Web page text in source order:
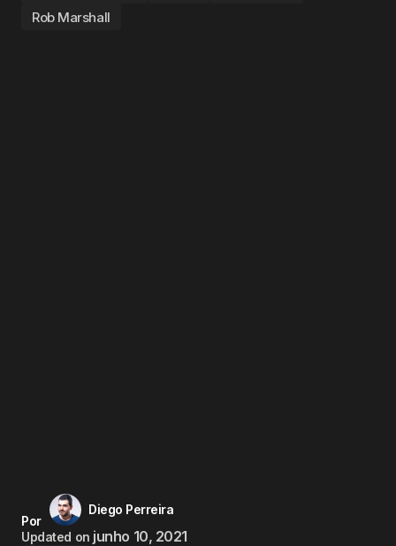
Rob Marshall
Por
Diego Perreira
Updated on junho 10, 2021